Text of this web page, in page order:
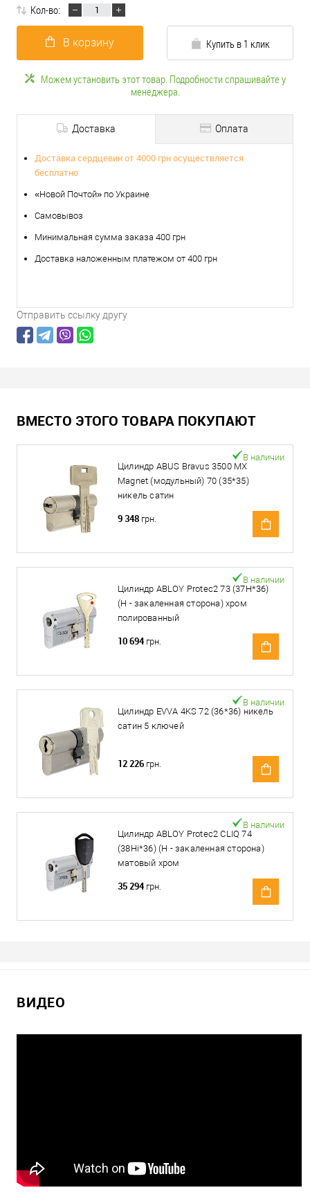
Кол-во:
В корзину Купить в 1 клик
Можем установить этот товар. Подробности спрашивайте у
менеджера.
Доставка Оплата
Доставка сердцевин от 4000 грн осуществляется
бесплатно
«Новой Почтой» по Украине
Самовывоз
Минимальная сумма заказа 400 грн
Доставка наложенным платежом от 400 грн
Отправить ссылку другу
ВМЕСТО ЭТОГО ТОВАРА ПОКУПАЮТ
Цилиндр ABUS Bravus 3500 MX
Magnet (модульный) 70 (35*35)
никель сатин
В наличии
9 348 грн.
Цилиндр ABLOY Protec2 73 (37H*36)
(H - закаленная сторона) хром
полированный
В наличии
10 694 грн.
Цилиндр EVVA 4KS 72 (36*36) никель
сатин 5 ключей
В наличии
12 226 грн.
Цилиндр ABLOY Protec2 CLIQ 74
(38Hi*36) (H - закаленная сторона)
матовый хром
В наличии
35 294 грн.
ВИДЕО